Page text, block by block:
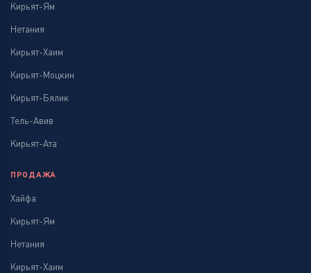
Кирьят-Ям
Нетания
Кирьят-Хаим
Кирьят-Моцкин
Кирьят-Бялик
Тель-Авив
Кирьят-Ата
ПРОДАЖА
Хайфа
Кирьят-Ям
Нетания
Кирьят-Хаим